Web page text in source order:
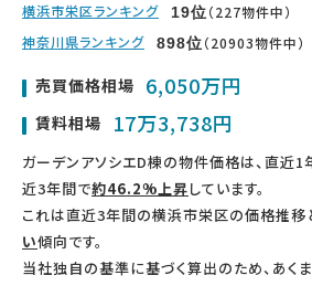
横浜市栄区ランキング
19位（227物件中）
神奈川県ランキング
898位（20903物件中）
売買価格相場 6,050万円
賃料相場 17万3,738円
ガーデンアソシエD棟の物件価格は、直近1
近3年間で約46.2%上昇しています。
これは直近3年間の横浜市栄区の価格推移
い傾向です。
当社独自の基準に基づく算出のため、あく